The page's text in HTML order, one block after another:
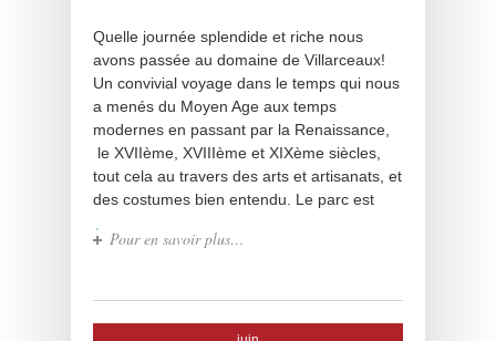
Quelle journée splendide et riche nous
avons passée au domaine de Villarceaux!
Un convivial voyage dans le temps qui nous
a menés du Moyen Age aux temps
modernes en passant par la Renaissance,
le XVIIème, XVIIIème et XIXème siècles,
tout cela au travers des arts et artisanats, et
des costumes bien entendu. Le parc est
Pour en savoir plus…